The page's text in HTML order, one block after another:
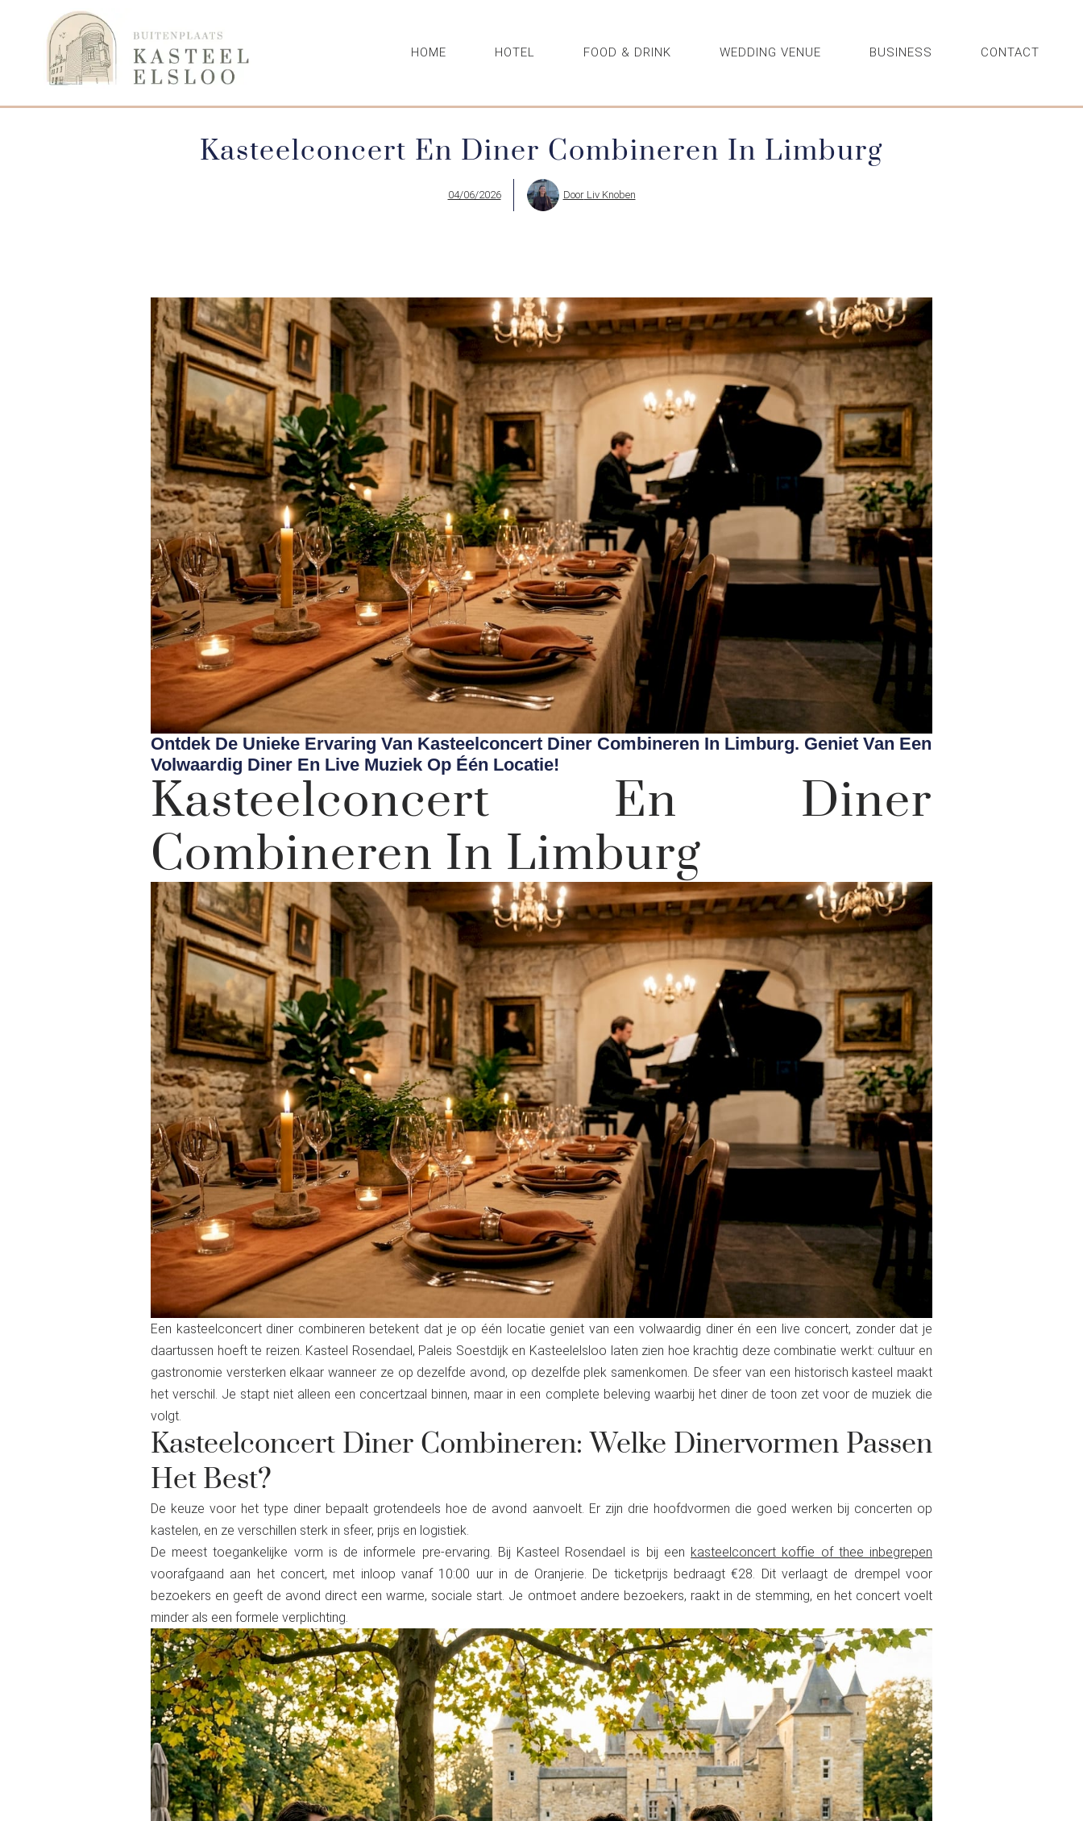
HOME HOTEL FOOD & DRINK WEDDING VENUE BUSINESS CONTACT
Kasteelconcert En Diner Combineren In Limburg
04/06/2026 DoorLiv Knoben
Ontdek De Unieke Ervaring Van Kasteelconcert Diner Combineren In Limburg. Geniet Van Een
Volwaardig Diner En Live Muziek Op Één Locatie!
Kasteelconcert En Diner
Combineren In Limburg
Een kasteelconcert diner combineren betekent dat je op één locatie geniet van een volwaardig diner én een live concert, zonder dat je
daartussen hoeft te reizen. Kasteel Rosendael, Paleis Soestdijk en Kasteelelsloo laten zien hoe krachtig deze combinatie werkt: cultuur en
gastronomie versterken elkaar wanneer ze op dezelfde avond, op dezelfde plek samenkomen. De sfeer van een historisch kasteel maakt
het verschil. Je stapt niet alleen een concertzaal binnen, maar in een complete beleving waarbij het diner de toon zet voor de muziek die
volgt.
Kasteelconcert Diner Combineren: Welke Dinervormen Passen
Het Best?
De keuze voor het type diner bepaalt grotendeels hoe de avond aanvoelt. Er zijn drie hoofdvormen die goed werken bij concerten op
kastelen, en ze verschillen sterk in sfeer, prijs en logistiek.
De meest toegankelijke vorm is de informele pre-ervaring. Bij Kasteel Rosendael is bij een kasteelconcert koffie of thee inbegrepen
voorafgaand aan het concert, met inloop vanaf 10:00 uur in de Oranjerie. De ticketprijs bedraagt €28. Dit verlaagt de drempel voor
bezoekers en geeft de avond direct een warme, sociale start. Je ontmoet andere bezoekers, raakt in de stemming, en het concert voelt
minder als een formele verplichting.